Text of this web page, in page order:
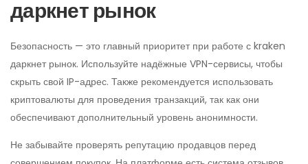
даркнет рынок
Безопасность — это главный приоритет при работе с kraken
даркнет рынок. Используйте надёжные VPN-сервисы, чтобы
скрыть свой IP-адрес. Также рекомендуется использовать
криптовалюты для проведения транзакций, так как они
обеспечивают дополнительный уровень анонимности.
Не забывайте проверять репутацию продавцов перед